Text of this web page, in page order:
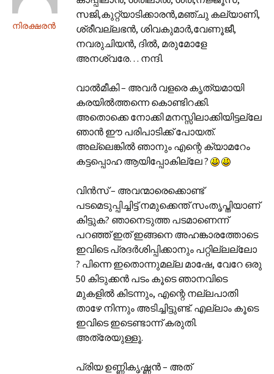
നിരക്ഷരന്‍
സജി,കുറ്റ്‌യാടിക്കാരന്‍,മഞ്ചു കല്യാണി,
ശ്രീവല്ലഭന്‍, ശിവകുമാര്‍,വേണൂജീ,
നവരുചിയന്‍, ദില്‍, മരുമോളേ
അനശ്വരേ… നന്ദി.
വാല്‍മീകി – അവര്‍ വളരെ കൃത്യമായി
കരയില്‍ത്തന്നെ കൊണ്ടിറക്കി.
അതൊക്കെ നോക്കി മനസ്സിലാക്കിയിട്ടല്ലേ
ഞാന്‍ ഈ പരിപാടിക്ക് പോയത്.
അല്ലെങ്കില്‍ ഞാനും എന്റെ ക്യാമറേം
കട്ടപ്പൊഹ ആയിപ്പോകില്ലേ ?
വിന്‍സ് – അവന്മാരെക്കൊണ്ട്
പടമെടുപ്പിച്ചിട്ട് നമുക്കെന്ത് സംതൃപ്തിയാണ്
കിട്ടുക? ഞാനെടുത്ത പടമാണെന്ന്
പറഞ്ഞ് ഇത് ഇങ്ങനെ അഹങ്കാരത്തോടെ
ഇവിടെ പ്രദര്‍ശിപ്പിക്കാനും പറ്റില്ലല്ലോ
? പിന്നെ ഇതൊന്നുമല്ല മാഷേ, വേറേ ഒരു
50 കിടുക്കന്‍ പടം കൂടെ ഞാനവിടെ
മുകളില്‍ കിടന്നും, എന്റെ നല്ലപാതി
താഴേ നിന്നും അടിച്ചിട്ടുണ്ട്. എല്ലാം കൂടെ
ഇവിടെ ഇടെണ്ടാന്ന് കരുതി.
അത്രേയുള്ളൂ.
പ്രിയ ഉണ്ണികൃഷ്ണന്‍ – അത്